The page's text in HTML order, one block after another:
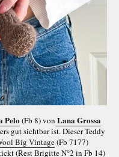
Pelo (Fb 8) von Lana Grossa
gut sichtbar ist. Dieser Teddy
Big Vintage(Fb 7177)
(RestBrigitte N°2 in Fb 14)